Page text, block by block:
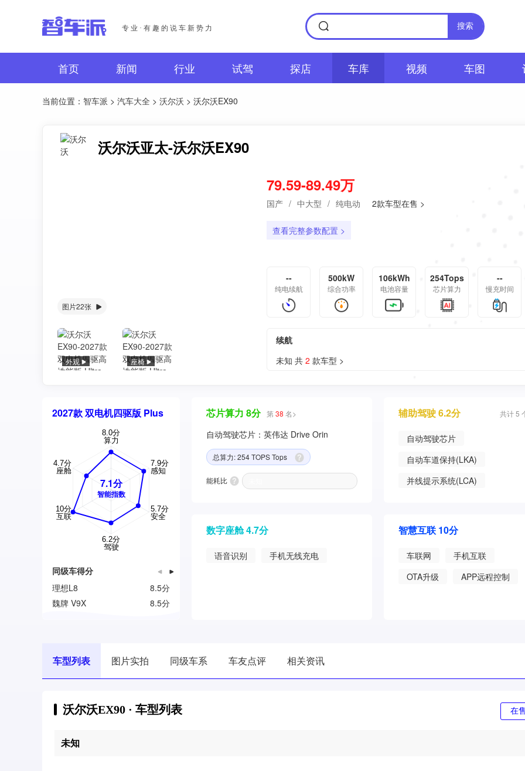
专业·有趣的说车新势力 搜索
首页 新闻 行业 试驾 探店 车库 视频 车图
当前位置： 智车派 > 汽车大全 > 沃尔沃 > 沃尔沃EX90
沃尔沃亚太-沃尔沃EX90
图片22张
外观 座椅
79.59-89.49万
国产 / 中大型 / 纯电动 2款车型在售 >
查看完整参数配置 >
--
纯电续航
500kW
综合功率
106kWh
电池容量
254Tops
芯片算力
--
慢充时间
续航
未知 共 2 款车型 >
2027款 双电机四驱版 Plus
7.1分
智能指数
同级车得分
理想L8
8.5分
魏牌 V9X
8.5分
芯片算力 8分 第38 名>
自动驾驶芯片：英伟达 Drive Orin
总算力: 254 TOPS Tops
能耗比
辅助驾驶 6.2分 共计 5
自动驾驶芯片
自动车道保持(LKA)
并线提示系统(LCA)
自适应巡航控制
数字座舱 4.7分
语音识别 手机无线充电
智慧互联 10分
车联网
手机互联
OTA升级
APP远程控制
车型列表 图片实拍 同级车系 车友点评 相关资讯
沃尔沃EX90 · 车型列表 在
未知